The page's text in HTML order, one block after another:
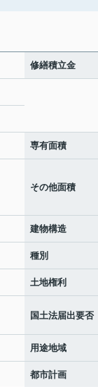
修繕積立金
専有面積
その他面積
建物構造
種別
土地権利
国土法届出要否
用途地域
都市計画